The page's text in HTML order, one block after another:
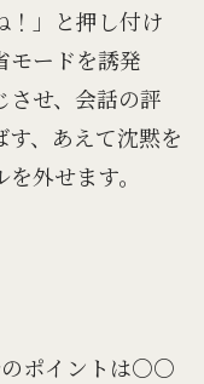
！」と押し付け
モードを誘発
させ、会話の評
、あえて沈黙を
外せます。
のポイントは○○